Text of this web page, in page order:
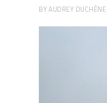
BYAUDREY DUCHÈNE